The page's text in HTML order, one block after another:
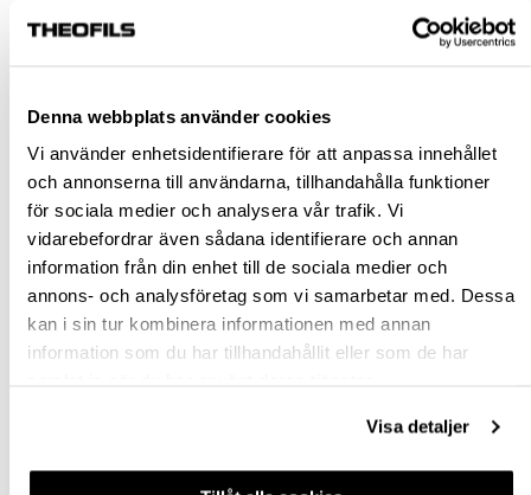
Denna webbplats använder cookies
Vi använder enhetsidentifierare för att anpassa innehållet
och annonserna till användarna, tillhandahålla funktioner
för sociala medier och analysera vår trafik. Vi
vidarebefordrar även sådana identifierare och annan
information från din enhet till de sociala medier och
annons- och analysföretag som vi samarbetar med. Dessa
kan i sin tur kombinera informationen med annan
information som du har tillhandahållit eller som de har
Visa detaljer
60
Rensa val
st
VÄLJ VARIANT